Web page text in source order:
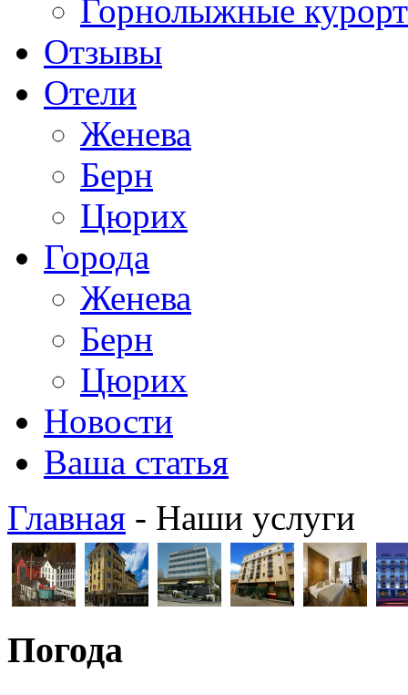
Горнолыжные
Отзывы
Отели
Женева
Берн
Цюрих
Города
Женева
Берн
Цюрих
Новости
Ваша статья
Главная - Наши услуги
Погода